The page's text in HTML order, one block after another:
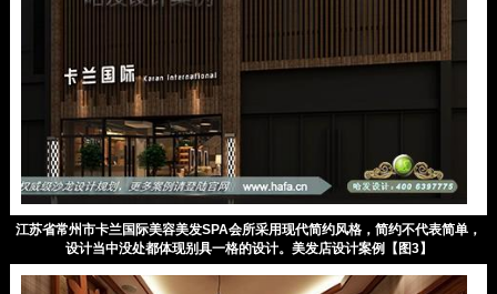
江苏省常州市卡兰国际美容美发SPA会所采用现代简约风格，简约不代表简单，
设计当中没处都体现别具一格的设计。美发店设计案例【图3】